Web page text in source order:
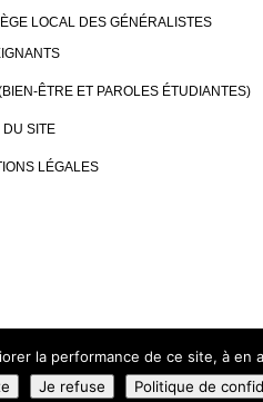
LOCAL DES GÉNÉRALISTES
ÊTRE ET PAROLES ÉTUDIANTES)
DU SITE
LÉGALES
la performance de ce site, à en
Je refuse Politique de